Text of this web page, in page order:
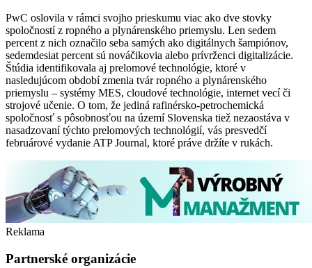
PwC oslovila v rámci svojho prieskumu viac ako dve stovky
spoločností z ropného a plynárenského priemyslu. Len sedem
percent z nich označilo seba samých ako digitálnych šampiónov,
sedemdesiat percent sú nováčikovia alebo prívrženci digitalizácie.
Štúdia identifikovala aj prelomové technológie, ktoré v
nasledujúcom období zmenia tvár ropného a plynárenského
priemyslu – systémy MES, cloudové technológie, internet vecí či
strojové učenie. O tom, že jediná rafinérsko-petrochemická
spoločnosť s pôsobnosťou na území Slovenska tiež nezaostáva v
nasadzovaní týchto prelomových technológií, vás presvedčí
februárové vydanie ATP Journal, ktoré práve držíte v rukách.
Reklama
Partnerské organizácie